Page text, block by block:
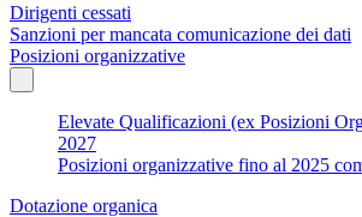
Dirigenti cessati
Sanzioni per mancata comunicazione dei dati
Posizioni organizzative
Elevate Qualificazioni (ex Posizioni
2027
Posizioni organizzative fino al 2025
Dotazione organica